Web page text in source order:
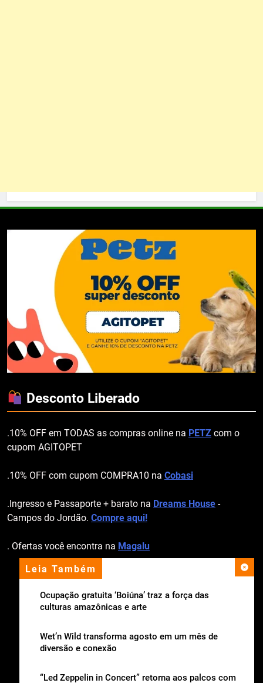
Leia Também
Ocupação gratuita ‘Boiúna’ traz a força das
culturas amazônicas e arte
Wet’n Wild transforma agosto em um mês de
diversão e conexão
“Led Zeppelin in Concert” retorna aos palcos com
Desconto Liberado
.10% OFF em TODAS as compras online na PETZ com o
cupom AGITOPET
.10% OFF com cupom COMPRA10 na Cobasi
.Ingresso e Passaporte + barato na Dreams House -
Campos do Jordão. Compre aqui!
. Ofertas você encontra na Magalu
apoio institucional